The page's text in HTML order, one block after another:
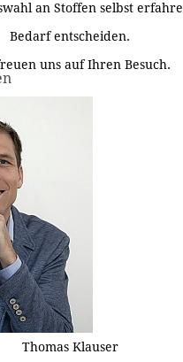
an Stoffen selbst
Bedarf entscheiden.
uns auf Ihren Besuch.
Thomas Klauser